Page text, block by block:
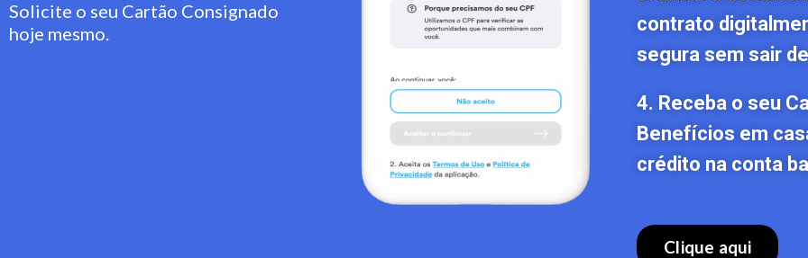
Solicite o seu Cartão Consignado
hoje mesmo.
contrato
segura sem sair
4. Receba o seu
Benefícios em
crédito na conta
Clique aqui